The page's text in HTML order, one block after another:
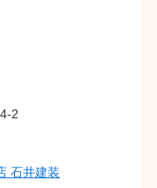
4-2
石井建装